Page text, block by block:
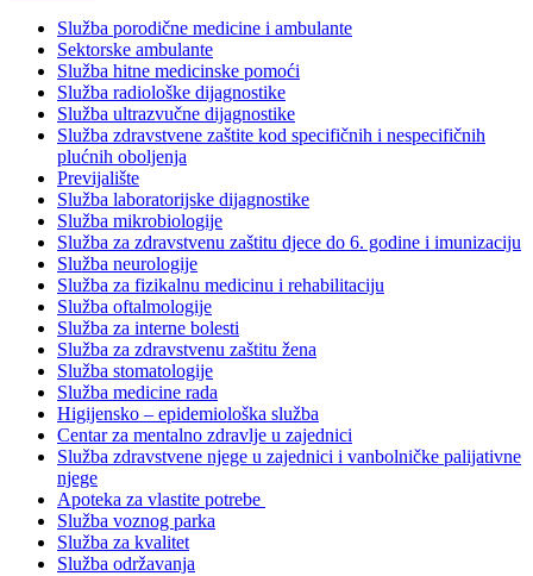
Služba porodične medicine i ambulante
Sektorske ambulante
Služba hitne medicinske pomoći
Služba radiološke dijagnostike
Služba ultrazvučne dijagnostike
Služba zdravstvene zaštite kod specifičnih i nespecifičnih
plućnih oboljenja
Previjalište
Služba laboratorijske dijagnostike
Služba mikrobiologije
Služba za zdravstvenu zaštitu djece do 6. godine i imunizaciju
Služba neurologije
Služba za fizikalnu medicinu i rehabilitaciju
Služba oftalmologije
Služba za interne bolesti
Služba za zdravstvenu zaštitu žena
Služba stomatologije
Služba medicine rada
Higijensko – epidemiološka služba
Centar za mentalno zdravlje u zajednici
Služba zdravstvene njege u zajednici i vanbolničke palijativne
njege
Apoteka za vlastite potrebe
Služba voznog parka
Služba za kvalitet
Služba održavanja